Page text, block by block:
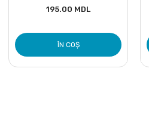
195.00 MDL
ÎN COȘ